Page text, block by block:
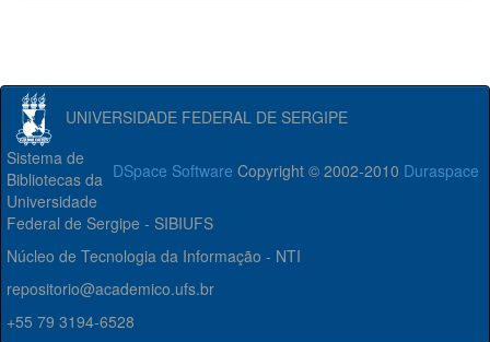
UNIVERSIDADE FEDERAL DE SERGIPE
DSpace Software Copyright © 2002-2010 Duraspace
Sistema de
Bibliotecas da
Universidade
Federal de Sergipe - SIBIUFS
Núcleo de Tecnologia da Informação - NTI
repositorio@academico.ufs.br
+55 79 3194-6528